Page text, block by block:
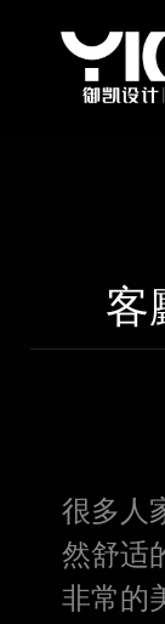
客
很多人
然舒适
非常的